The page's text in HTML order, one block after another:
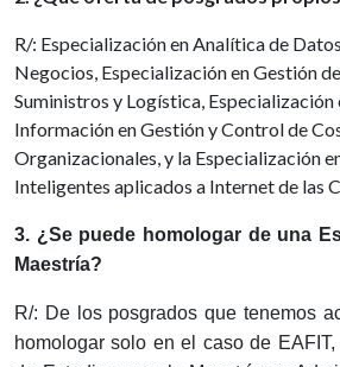
R/: Especialización en Analítica de
Negocios, Especialización en Gestión
Suministros y Logística, Especialización
Información en Gestión y Control de
Organizacionales, y la Especialización
Inteligentes aplicados a Internet de las
3. ¿Se puede homologar de una
Maestría?
R/: De los posgrados que tenemos
homologar solo en el caso de